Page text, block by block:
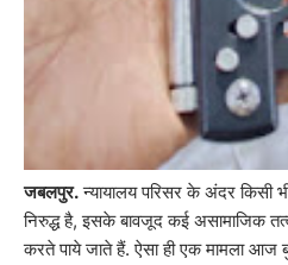
जबलपुर.न्यायालय परिसर के अंदर किसी
निरुद्ध है, इसके बावजूद कई असामाजिक
करते पाये जाते हैं. ऐसा ही एक मामला आज